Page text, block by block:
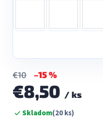
€10 –15 %
€8,50 / ks
Jednotková
cena:Skladom(20 ks)